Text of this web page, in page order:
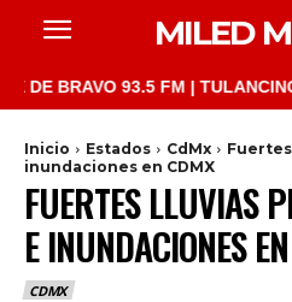
MILED
93.5 FM | TULANCINGO
Inicio Estados CdMx
inundaciones en CDMX
FUERTES LLUVIAS
E INUNDACIONES
CDMX